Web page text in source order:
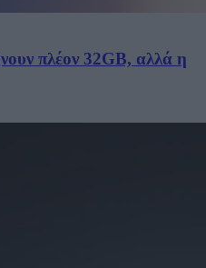
πλέον 32GB, αλλά η